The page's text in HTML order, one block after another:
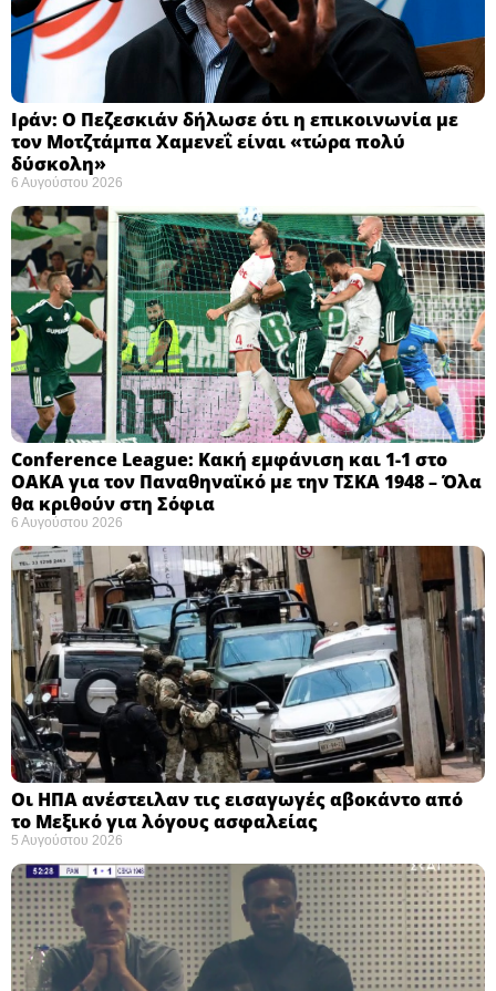
Ιράν: Ο Πεζεσκιάν δήλωσε ότι η επικοινωνία με
τον Μοτζτάμπα Χαμενεΐ είναι «τώρα πολύ
δύσκολη» ​
6 Αυγούστου 2026
Conference League: Κακή εμφάνιση και 1-1 στο
ΟΑΚΑ για τον Παναθηναϊκό με την ΤΣΚΑ 1948 – Όλα
θα κριθούν στη Σόφια ​
6 Αυγούστου 2026
Οι ΗΠΑ ανέστειλαν τις εισαγωγές αβοκάντο από
το Μεξικό για λόγους ασφαλείας
5 Αυγούστου 2026